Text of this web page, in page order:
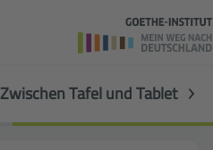
Zwischen Tafel und Tablet